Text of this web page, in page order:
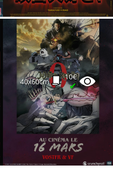
40x60cm
10€
✔